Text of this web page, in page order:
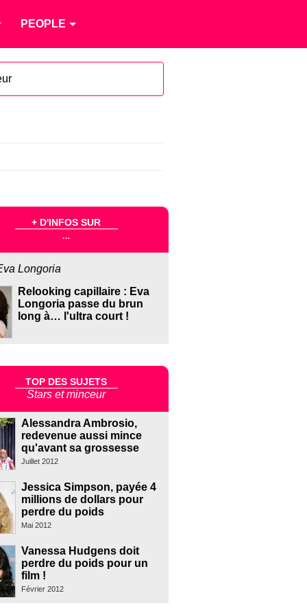
PEOPLE
+ D'INFOS SUR
...
Longoria
Relooking capillaire : Eva
Longoria passe du brun
long à… l'ultra court !
TOP DES SUJETS
Stars et minceur
Alessandra Ambrosio,
redevenue aussi mince
qu'avant sa grossesse
Juillet 2012
Jessica Simpson, payée 4
millions de dollars pour
perdre du poids
Mai 2012
Vanessa Hudgens doit
perdre du poids pour un
film !
Février 2012